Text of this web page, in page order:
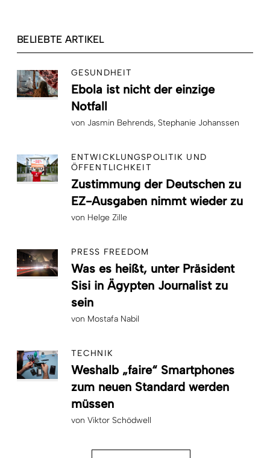
BELIEBTE ARTIKEL
GESUNDHEIT
Ebola ist nicht der einzige
Notfall
von Jasmin Behrends Stephanie Johanssen
ENTWICKLUNGSPOLITIK UND
ÖFFENTLICHKEIT
Zustimmung der Deutschen zu
EZ-Ausgaben nimmt wieder zu
von Helge Zille
PRESS FREEDOM
Was es heißt, unter Präsident
Sisi in Ägypten Journalist zu
sein
von Mostafa Nabil
TECHNIK
Weshalb „faire“ Smartphones
zum neuen Standard werden
müssen
von Viktor Schödwell